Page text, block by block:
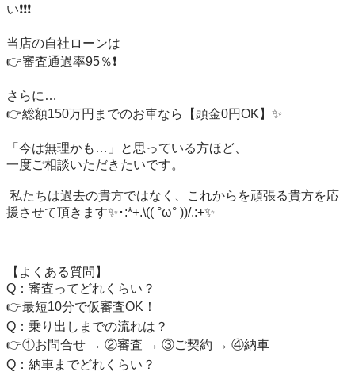
い❗️❗️❗️
当店の自社ローンは
👉審査通過率95％❗️
さらに…
👉総額150万円までのお車なら【頭金0円OK】✨
「今は無理かも…」と思っている方ほど、
一度ご相談いただきたいです。
援させて頂きます✨･:*+.\(( °ω° ))/.:+✨
【よくある質問】
Q：審査ってどれくらい？
👉最短10分で仮審査OK！
Q：乗り出しまでの流れは？
👉①お問合せ → ②審査 → ③ご契約 → ④納車
Q：納車までどれくらい？